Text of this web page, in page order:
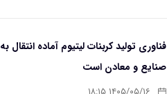
فناوری تولید کربنات لیتیوم آماده انتقال به
صنایع و معادن است